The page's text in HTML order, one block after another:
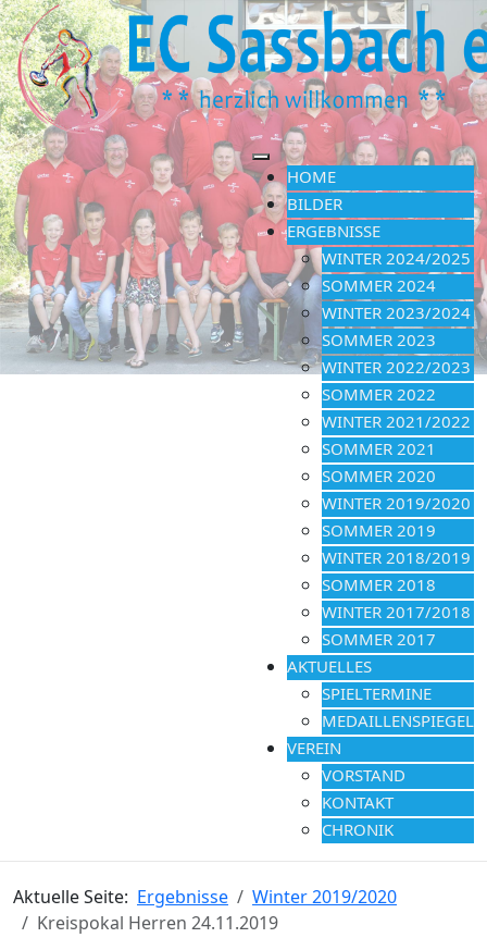
HOME
BILDER
ERGEBNISSE
WINTER 2024/2025
SOMMER 2024
WINTER 2023/2024
SOMMER 2023
WINTER 2022/2023
SOMMER 2022
WINTER 2021/2022
SOMMER 2021
SOMMER 2020
WINTER 2019/2020
SOMMER 2019
WINTER 2018/2019
SOMMER 2018
WINTER 2017/2018
SOMMER 2017
AKTUELLES
SPIELTERMINE
MEDAILLENSPIEGEL
VEREIN
VORSTAND
KONTAKT
CHRONIK
Aktuelle Seite: Ergebnisse
Winter 2019/2020
Kreispokal Herren 24.11.2019